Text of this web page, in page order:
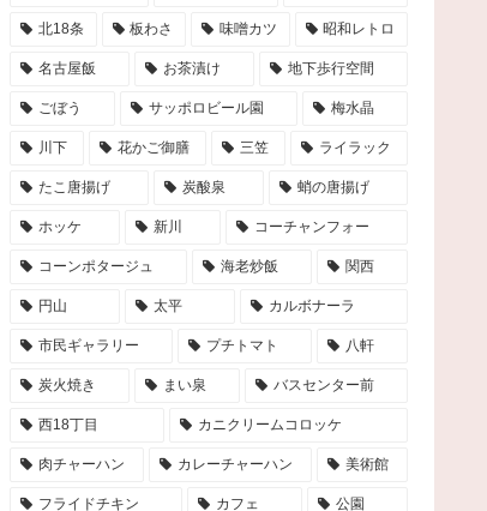
北18条 板わさ 味噌カツ 昭和レトロ
名古屋飯 お茶漬け 地下歩行空間
ごぼう サッポロビール園 梅水晶
川下 花かご御膳 三笠 ライラック
たこ唐揚げ 炭酸泉 蛸の唐揚げ
ホッケ 新川 コーチャンフォー
コーンポタージュ 海老炒飯 関西
円山 太平 カルボナーラ
市民ギャラリー プチトマト 八軒
炭火焼き まい泉 バスセンター前
西18丁目 カニクリームコロッケ
肉チャーハン カレーチャーハン 美術館
フライドチキン カフェ 公園